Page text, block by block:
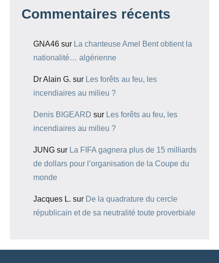
Commentaires récents
GNA46 sur La chanteuse Amel Bent obtient la
nationalité… algérienne
Dr Alain G. sur Les forêts au feu, les
incendiaires au milieu ?
Denis BIGEARD sur Les forêts au feu, les
incendiaires au milieu ?
JUNG sur La FIFA gagnera plus de 15 milliards
de dollars pour l’organisation de la Coupe du
monde
Jacques L. sur De la quadrature du cercle
républicain et de sa neutralité toute proverbiale